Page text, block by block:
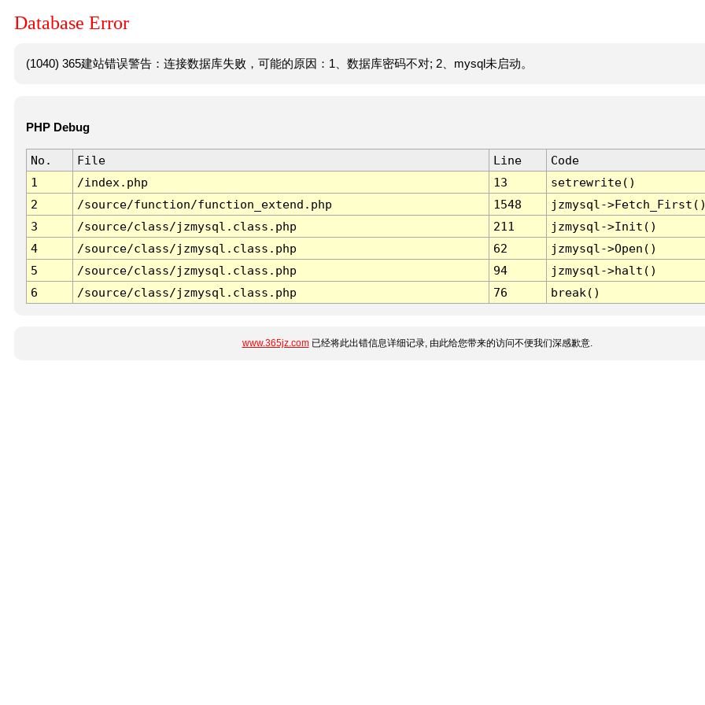
Database Error
(1040) 365建站错误警告：连接数据库失败，可能的原因：1、数据库密码不对; 2、mysql未启动。
PHP Debug
No. File Line
Code
1
/index.php 13
setrewrite()
2
/source/function/function_extend.php 1548
jzmysql-
3
/source/class/jzmysql.class.php 211
jzmysql->Init()
4
/source/class/jzmysql.class.php 62
jzmysql->Open()
5
/source/class/jzmysql.class.php 94
jzmysql->halt()
6
/source/class/jzmysql.class.php 76 break()
www.365jz.com已经将此出错信息详细记录, 由此给您带来的访问不便我们深感歉意.